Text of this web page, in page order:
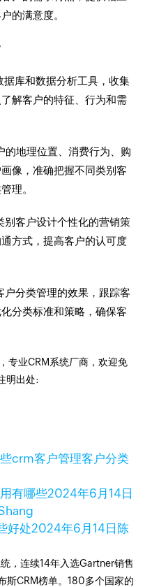
的满意度。
据库和数据分析工具，收集
解客户的特征、行为和需
的地理位置、消费行为、购
像，准确把握不同类别客
理。
别客户设计个性化的营销策
方式，提高客户的认可度
户分类管理的效果，跟踪客
分类标准和策略，确保客
专业CRM系统厂商，欢迎免
明出处:
crm客户管理客户分类
有哪些2024年6月14日
好处2024年6月14日 陈
，连续14年入选Gartner销售
斯CRM榜单。180多个国家的